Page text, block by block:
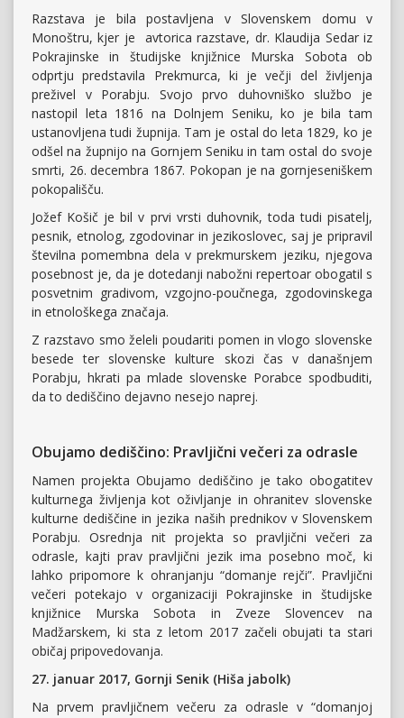
Razstava je bila postavljena v Slovenskem domu v
Monoštru, kjer je avtorica razstave, dr. Klaudija Sedar iz
Pokrajinske in študijske knjižnice Murska Sobota ob
odprtju predstavila Prekmurca, ki je večji del življenja
preživel v Porabju. Svojo prvo duhovniško službo je
nastopil leta 1816 na Dolnjem Seniku, ko je bila tam
ustanovljena tudi župnija. Tam je ostal do leta 1829, ko je
odšel na župnijo na Gornjem Seniku in tam ostal do svoje
smrti, 26. decembra 1867. Pokopan je na gornjeseniškem
pokopališču.
Jožef Košič je bil v prvi vrsti duhovnik, toda tudi pisatelj,
pesnik, etnolog, zgodovinar in jezikoslovec, saj je pripravil
številna pomembna dela v prekmurskem jeziku, njegova
posebnost je, da je dotedanji nabožni repertoar obogatil s
posvetnim gradivom, vzgojno-poučnega, zgodovinskega
in etnološkega značaja.
Z razstavo smo želeli poudariti pomen in vlogo slovenske
besede ter slovenske kulture skozi čas v današnjem
Porabju, hkrati pa mlade slovenske Porabce spodbuditi,
da to dediščino dejavno nesejo naprej.
Obujamo dediščino: Pravljični večeri za odrasle
Namen projekta Obujamo dediščino je tako obogatitev
kulturnega življenja kot oživljanje in ohranitev slovenske
kulturne dediščine in jezika naših prednikov v Slovenskem
Porabju. Osrednja nit projekta so pravljični večeri za
odrasle, kajti prav pravljični jezik ima posebno moč, ki
lahko pripomore k ohranjanju “domanje rejči”. Pravljični
večeri potekajo v organizaciji Pokrajinske in študijske
knjižnice Murska Sobota in Zveze Slovencev na
Madžarskem, ki sta z letom 2017 začeli obujati ta stari
običaj pripovedovanja.
27. januar 2017, Gornji Senik (Hiša jabolk)
Na prvem pravljičnem večeru za odrasle v “domanjoj